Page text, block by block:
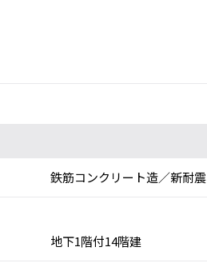
鉄筋コンクリート造／新耐震
地下1階付14階建